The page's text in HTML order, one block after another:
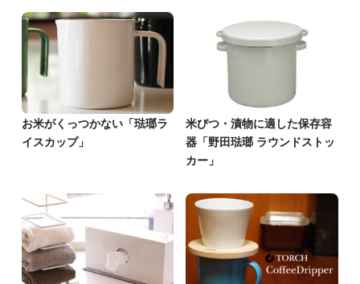
お米がくっつかない「琺瑯ラ
イスカップ」
米びつ・漬物に適した保存容
器「野田琺瑯 ラウンドストッ
カー」